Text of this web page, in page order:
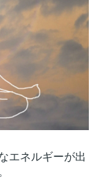
エネルギーが出